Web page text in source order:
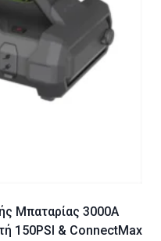
Μπαταρίας 3000A
150PSI & ConnectMax